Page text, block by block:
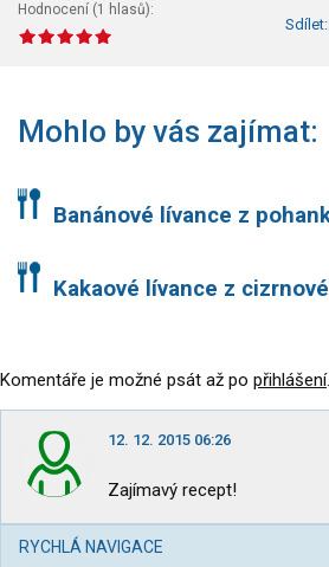
Hodnocení (1 hlasů):
Sdílet:
Mohlo by vás zajímat:
Banánové lívance z
Kakaové lívance z
Komentáře je možné psát až po přihlášení.
12. 12. 2015 06:26
Zajímavý recept!
RYCHLÁ NAVIGACE